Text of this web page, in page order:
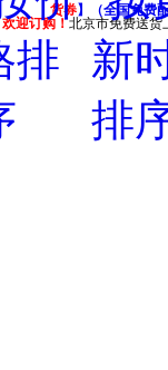
货券】（全国免费
欢迎订购！北京市免费送货